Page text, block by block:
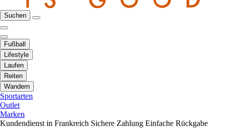
Suchen
Fußball
Lifestyle
Laufen
Reiten
Wandern
Sportarten
Outlet
Marken
Kundendienst in Frankreich Sichere Zahlung Einfache Rückgabe